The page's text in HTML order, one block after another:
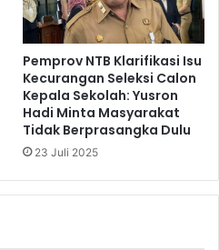
Pemprov NTB Klarifikasi Isu
Kecurangan Seleksi Calon
Kepala Sekolah: Yusron
Hadi Minta Masyarakat
Tidak Berprasangka Dulu
23 Juli 2025